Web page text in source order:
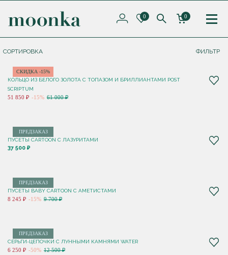
0 0
СОРТИРОВКА ФИЛЬТР
СКИДКА -15%
КОЛЬЦО ИЗ БЕЛОГО ЗОЛОТА С ТОПАЗОМ И БРИЛЛИАНТАМИ POST
SCRIPTUM
51 850 ₽ -15% 61 000 ₽
ПРЕДЗАКАЗ
ПУСЕТЫ CARTOON C ЛАЗУРИТАМИ
37 500 ₽
ПРЕДЗАКАЗ
ПУСЕТЫ BABY CARTOON С АМЕТИСТАМИ
8 245 ₽ -15% 9 700 ₽
ПРЕДЗАКАЗ
СЕРЬГИ-ЦЕПОЧКИ С ЛУННЫМИ КАМНЯМИ WATER
6 250 ₽ -50% 12 500 ₽